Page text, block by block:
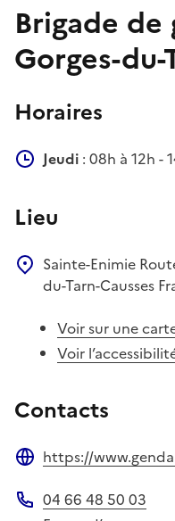
Brigade
Gorges-du-
Horaires
Jeudi : 08h à 12h -
Lieu
Sainte-Enimie
du-Tarn-Causses
Voir sur une
Voir
Contacts
https://
04 66 48 50 03